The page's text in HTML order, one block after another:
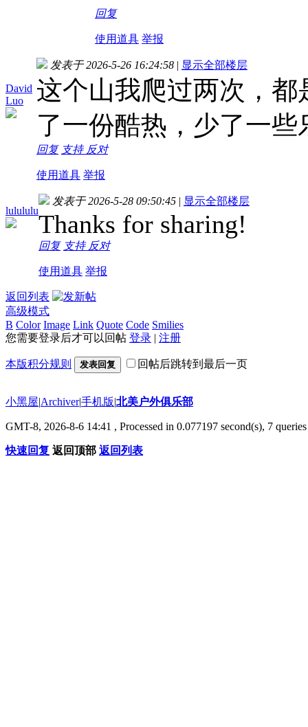
回复
使用道具 举报
David
Luo
发表于 2026-5-26 16:24:58 | 显示全部楼层
这个山我爬过两次，
了一份酷热，少了一些
回复 支持 反对
使用道具 举报
lulululu
发表于 2026-5-28 09:50:45 | 显示全部楼层
Thanks for sharing!
回复 支持 反对
使用道具 举报
返回列表
高级模式
B Color Image Link Quote Code Smilies
您需要登录后才可以回帖 登录 | 注册
本版积分规则 发表回复 回帖后跳转到最后一页
小黑屋|Archiver|手机版|北美户外俱乐部
GMT-8, 2026-8-6 14:41 , Processed in 0.077197 second(s), 7
快速回复 返回顶部 返回列表